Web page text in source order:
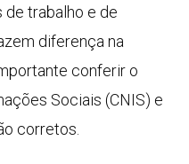
trabalho e de
diferença na
conferir o
Sociais (CNIS) e
corretos.